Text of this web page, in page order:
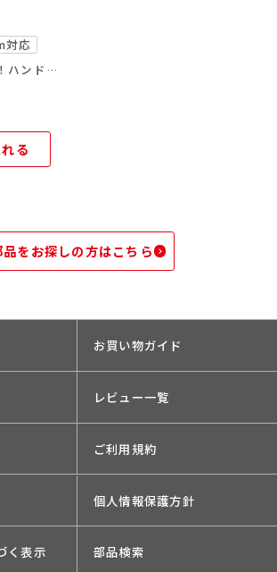
対応
スタンド式のフタ！ハンドルが折りたためるので収納にも便利！
る
品をお探しの方はこちら
お買い物ガイド
レビュー一覧
ご利用規約
個人情報保護方針
く表示 部品検索